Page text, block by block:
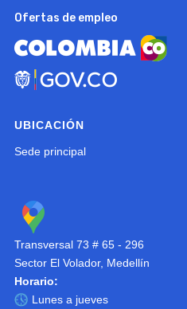
Ofertas de empleo
UBICACIÓN
Sede principal
Transversal 73 # 65 - 296
Sector El Volador, Medellín
Horario:
Lunes a jueves